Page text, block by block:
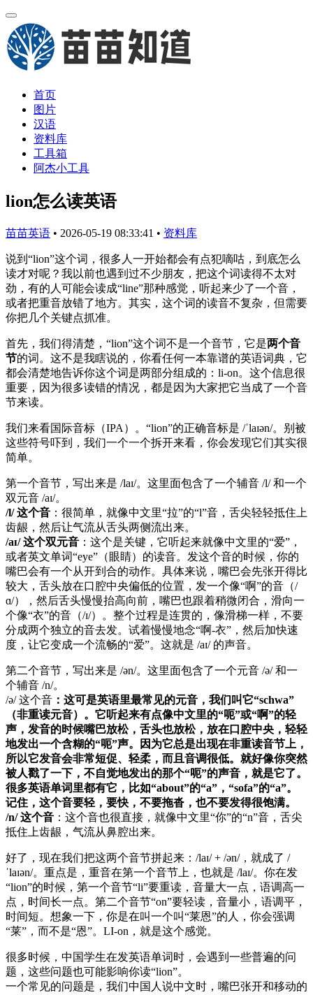
首页
图片
汉语
资料库
工具箱
阿杰小工具
lion怎么读英语
苗苗英语 • 2026-05-19 08:33:41 • 资料库
说到“lion”这个词，很多人一开始都会有点犯嘀咕，到底怎么
读才对呢？我以前也遇到过不少朋友，把这个词读得不太对
劲，有的人可能会读成“line”那种感觉，听起来少了一个音，
或者把重音放错了地方。其实，这个词的读音不复杂，但需要
你把几个关键点抓准。
首先，我们得清楚，“lion”这个词不是一个音节，它是两个音
节的词。这不是我瞎说的，你看任何一本靠谱的英语词典，它
都会清楚地告诉你这个词是两部分组成的：li-on。这个信息很
重要，因为很多读错的情况，都是因为大家把它当成了一个音
节来读。
我们来看国际音标（IPA）。“lion”的正确音标是 /ˈlaɪən/。别被
这些符号吓到，我们一个一个拆开来看，你会发现它们其实很
简单。
第一个音节，写出来是 /laɪ/。这里面包含了一个辅音 /l/ 和一个
双元音 /aɪ/。
/l/ 这个音 ：很简单，就像中文里“拉”的“l”音，舌尖轻轻抵住上
齿龈，然后让气流从舌头两侧流出来。
/aɪ/ 这个双元音 ：这个是关键，它听起来就像中文里的“爱”，
或者英文单词“eye”（眼睛）的读音。发这个音的时候，你的
嘴巴会有一个从开到合的动作。具体来说，嘴巴会先张开得比
较大，舌头放在口腔中央偏低的位置，发一个像“啊”的音（/
ɑ/），然后舌头慢慢抬高向前，嘴巴也跟着稍微闭合，滑向一
个像“衣”的音（/ɪ/）。整个过程是连贯的，像滑梯一样，不要
分成两个独立的音去发。试着慢慢地念“啊-衣”，然后加快速
度，让它变成一个流畅的“爱”。这就是 /aɪ/ 的声音。
第二个音节，写出来是 /ən/。这里面包含了一个元音 /ə/ 和一
个辅音 /n/。
/ə/ 这个音 ：这可是英语里最常见的元音，我们叫它“schwa”
（非重读元音）。它听起来有点像中文里的“呃”或“啊”的轻
声，发音的时候嘴巴放松，舌头也放松，放在口腔中央，轻轻
地发出一个含糊的“呃”声。因为它总是出现在非重读音节上，
所以它发音会非常短促、轻柔，而且音调很低。就好像你突然
被人戳了一下，不自觉地发出的那个“呃”的声音，就是它了。
很多英语单词里都有它，比如“about”的“a”，“sofa”的“a”。
记住，这个音要轻，要快，不要拖沓，也不要发得很饱满。
/n/ 这个音 ：这个音也很直接，就像中文里“你”的“n”音，舌尖
抵住上齿龈，气流从鼻腔出来。
好了，现在我们把这两个音节拼起来：/laɪ/ + /ən/，就成了 /
ˈlaɪən/。重点是，重音在第一个音节上，也就是 /laɪ/。你在发
“lion”的时候，第一个音节“li”要重读，音量大一点，语调高一
点，时间长一点。第二个音节“on”要轻读，音量小，语调平，
时间短。想象一下，你是在叫一个叫“莱恩”的人，你会强调
“莱”，而不是“恩”。LI-on，就是这个感觉。
很多时候，中国学生在发英语单词时，会遇到一些普遍的问
题，这些问题也可能影响你读“lion”。
一个常见的问题是，我们中国人说中文时，嘴巴张开和移动的